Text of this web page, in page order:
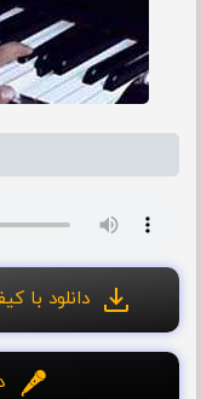
دانلود با